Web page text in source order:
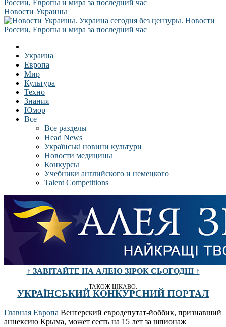
Новости Украины
Украина
Европа
Мир
Культура
Техно
Знания
Юмор
Все
Все разделы
Head News
Українські новини культури
Новости медицины
Конкурсы
Учебники английского и немецкого
Talent Competitions
↑ ЗАВІТАЙТЕ НА АЛЕЮ ЗІРОК СЬОГОДНІ ↑
ТАКОЖ ЦІКАВО:
УКРАЇНСЬКИЙ КОНКУРСНИЙ ПОРТАЛ
Главная Европа Венгерский евродепутат-йоббик, признавший
аннексию Крыма, может сесть на 15 лет за шпионаж